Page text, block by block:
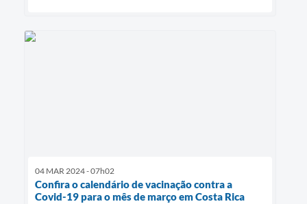
04 MAR 2024 - 07h02
Confira o calendário de vacinação contra a
Covid-19 para o mês de março em Costa Rica